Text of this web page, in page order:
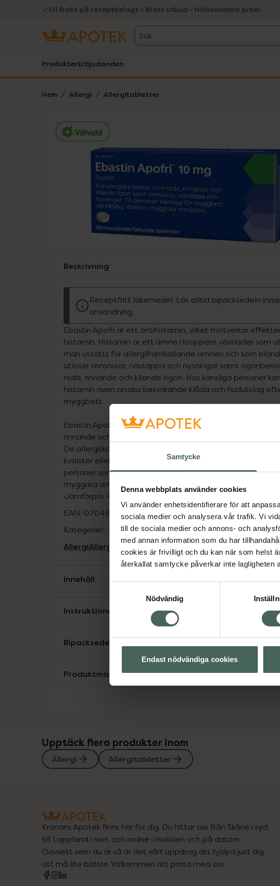
Samtycke
Denna webbplats använder cookies
Vi använder enhetsidentifierare för att
sociala medier och analysera vår trafik. Vi
till de sociala medier och annons- och
med annan information som du har
cookies är frivilligt och du kan när som helst
återkallat samtycke påverkar inte lagligheten
Nödvändig
Endast nödvändiga cookies
Fri frakt på receptbelagt Brett utbud Hälsosamma priser
Sök
ProdukterErbjudanden
Hem Allergi Allergitabletter
Lista: . Innehåller 1 objekt.
Hoppa över Lista
Beskrivning
Receptfritt läkemedel. Läs alltid bipacksedeln
användning.
Ebastin Apofri är ett antihistamin, vilket motverkar
histamin. Histamin är ett ämne i kroppens vävnader som
man utsätts för allergiframkallande ämnen och som
utlöser rinnsnuva, nästäppa och nysningar samt
röda, rinnande och kliande ögon. Hos känsliga personer kan
histamin även orsaka besvärande klåda och hudutslag
myggbett.
Ebastin Apofri används vid tillfälliga allergiska besvär
rinnande och kliande ögon samt rinnsnuva, nästäppa och
De allergiska besvären kan orsakas av bland annat pollen,
kvalster eller damm. Ebastin Apofri kan också användas av
personer som är känsliga för myggbett, vid tillfällig
myggrika områden.
Jämförpris 4,82 kr
EAN: 07046265883418
Kategorier:
AllergiAllergitabletter
Innehåll
Instruktioner
Bipacksedel från FASS
Produktmärkningar och konsumentguider
Upptäck flera produkter inom
Allergi Allergitabletter
Kronans Apotek finns här för dig. Du hittar oss från Skåne i syd
till Lappland i norr, och online i mobilen och på datorn.
Oavsett vem du är så är det vårt uppdrag att hjälpa just dig
att må lite bättre. Välkommen att prata med oss.